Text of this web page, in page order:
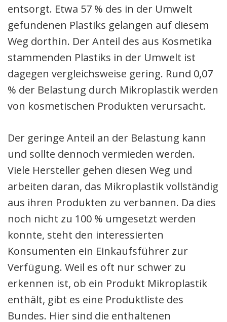
entsorgt. Etwa 57 % des in der Umwelt
gefundenen Plastiks gelangen auf diesem
Weg dorthin. Der Anteil des aus Kosmetika
stammenden Plastiks in der Umwelt ist
dagegen vergleichsweise gering. Rund 0,07
% der Belastung durch Mikroplastik werden
von kosmetischen Produkten verursacht.
Der geringe Anteil an der Belastung kann
und sollte dennoch vermieden werden.
Viele Hersteller gehen diesen Weg und
arbeiten daran, das Mikroplastik vollständig
aus ihren Produkten zu verbannen. Da dies
noch nicht zu 100 % umgesetzt werden
konnte, steht den interessierten
Konsumenten ein Einkaufsführer zur
Verfügung. Weil es oft nur schwer zu
erkennen ist, ob ein Produkt Mikroplastik
enthält, gibt es eine Produktliste des
Bundes. Hier sind die enthaltenen